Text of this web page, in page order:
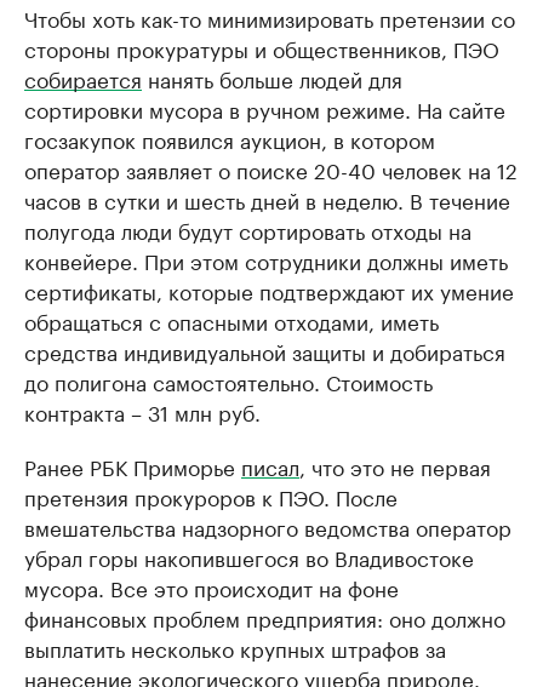
Чтобы хоть как-то минимизировать претензии со
стороны прокуратуры и общественников, ПЭО
собирается нанять больше людей для
сортировки мусора в ручном режиме. На сайте
госзакупок появился аукцион, в котором
оператор заявляет о поиске 20-40 человек на 12
часов в сутки и шесть дней в неделю. В течение
полугода люди будут сортировать отходы на
конвейере. При этом сотрудники должны иметь
сертификаты, которые подтверждают их умение
обращаться с опасными отходами, иметь
средства индивидуальной защиты и добираться
до полигона самостоятельно. Стоимость
контракта – 31 млн руб.
Ранее РБК Приморье писал , что это не первая
претензия прокуроров к ПЭО. После
вмешательства надзорного ведомства оператор
убрал горы накопившегося во Владивостоке
мусора. Все это происходит на фоне
финансовых проблем предприятия: оно должно
выплатить несколько крупных штрафов за
нанесение экологического ущерба природе.